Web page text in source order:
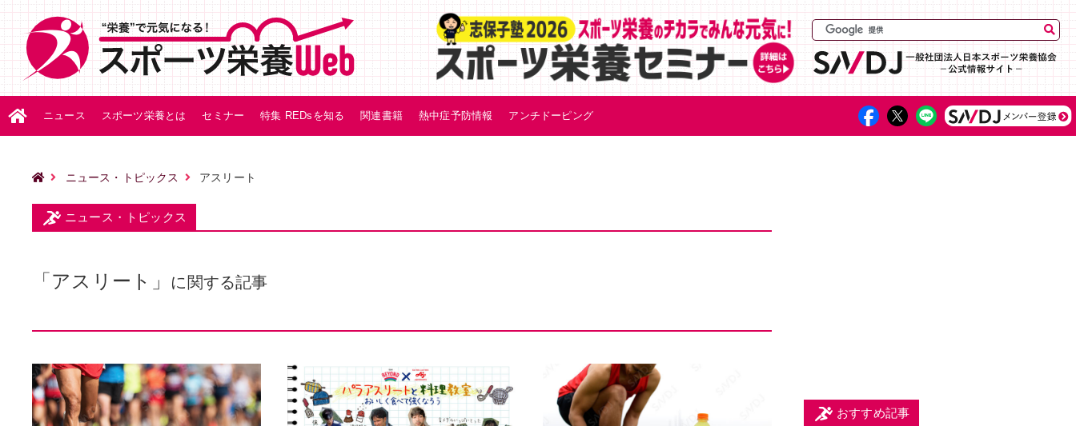
ニュース スポーツ栄養とは セミナー 特集 REDsを知る 関連書籍 熱中症予防情報 アンチドーピング
ニュース・トピックス アスリート
ニュース・トピックス
「アスリート」 に関する記事
おすすめ記事